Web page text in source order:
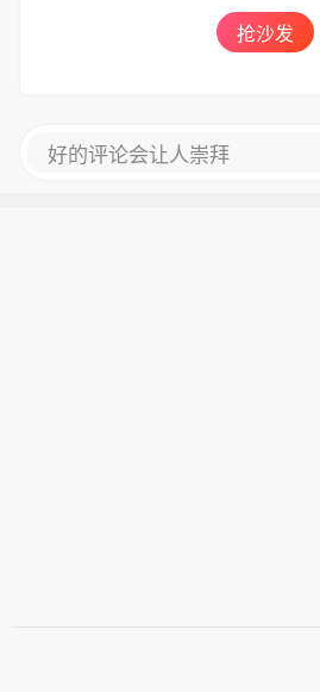
抢沙发
好的评论会让人崇拜